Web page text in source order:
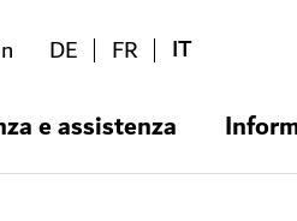
DE FR IT
e assistenza